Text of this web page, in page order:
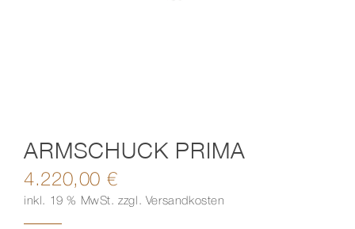
ARMSCHUCK PRIMA
4.220,00 €
inkl. 19 % MwSt. zzgl. Versandkosten